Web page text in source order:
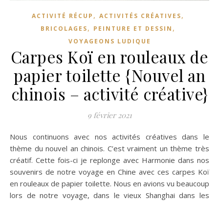
ACTIVITÉ RÉCUP , ACTIVITÉS CRÉATIVES,
BRICOLAGES, PEINTURE ET DESSIN ,
VOYAGEONS LUDIQUE
Carpes Koï en rouleaux de
papier toilette {Nouvel an
chinois – activité créative}
9 février 2021
Nous continuons avec nos activités créatives dans le
thème du nouvel an chinois. C’est vraiment un thème très
créatif. Cette fois-ci je replonge avec Harmonie dans nos
souvenirs de notre voyage en Chine avec ces carpes Koï
en rouleaux de papier toilette. Nous en avions vu beaucoup
lors de notre voyage, dans le vieux Shanghai dans les